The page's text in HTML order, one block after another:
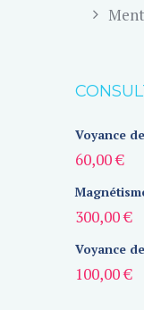
Voyance
60,00€
300,00€
Voyance
100,00€